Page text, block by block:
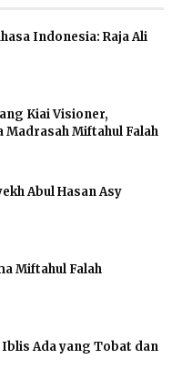
Indonesia: Raja Ali
Kiai Visioner,
Miftahul Falah
Abul Hasan Asy
Miftahul Falah
Ada yang Tobat dan